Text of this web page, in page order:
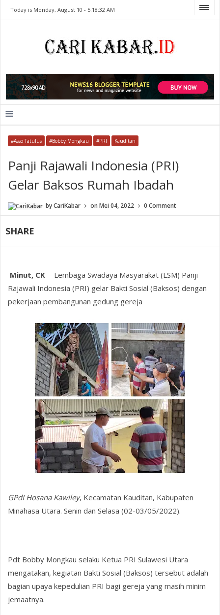
Today is Monday, August 10 - 5:18:32 AM
≡
#Asso Tatulus #Bobby Mongkau #PRI Kauditan
Panji Rajawali Indonesia (PRI)
Gelar Baksos Rumah Ibadah
byCariKabar onMei 04, 2022 0 Comment
SHARE
Minut, CK - Lembaga Swadaya Masyarakat (LSM) Panji
Rajawali Indonesia (PRI) gelar Bakti Sosial (Baksos) dengan
pekerjaan pembangunan gedung gereja
GPdI Hosana Kawiley, Kecamatan Kauditan, Kabupaten
Minahasa Utara. Senin dan Selasa (02-03/05/2022).
Pdt Bobby Mongkau selaku Ketua PRI Sulawesi Utara
mengatakan, kegiatan Bakti Sosial (Baksos) tersebut adalah
bagian upaya kepedulian PRI bagi gereja yang masih minim
jemaatnya.